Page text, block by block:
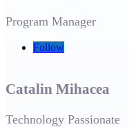
Program Manager
Follow
Catalin Mihacea
Technology Passionate